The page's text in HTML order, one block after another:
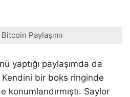
Bitcoin Paylaşımı
yaptığı paylaşımda da
bir boks ringinde
konumlandırmıştı. Saylor